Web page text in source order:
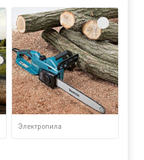
Электропила